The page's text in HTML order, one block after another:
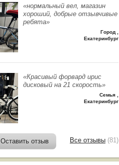
«нормальный вел, магазин
хороший, добрые отзывчивые
ребята»
Город
Екатеринбург
«Красивый форвард ирис
дисковый на 21 скорость»
Семья
Екатеринбург
Оставить отзыв Все отзывы (81)